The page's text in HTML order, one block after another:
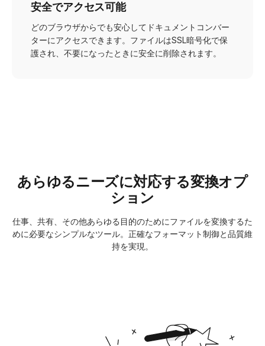
安全でアクセス可能
どのブラウザからでも安心してドキュメントコンバー
ターにアクセスできます。ファイルはSSL暗号化で保
護され、不要になったときに安全に削除されます。
あらゆるニーズに対応する変換オプ
ション
仕事、共有、その他あらゆる目的のためにファイルを変換するた
めに必要なシンプルなツール。正確なフォーマット制御と品質維
持を実現。